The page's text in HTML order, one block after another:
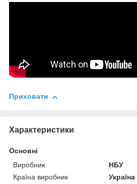
Приховати
Характеристики
Основні
Виробник
НБУ
Країна виробник
Україна